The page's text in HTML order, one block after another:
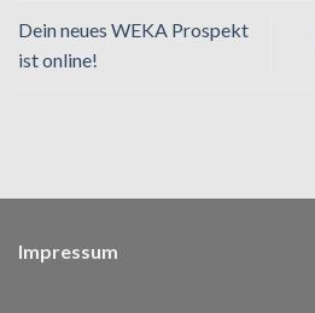
Dein neues WEKA Prospekt
ist online!
Impressum